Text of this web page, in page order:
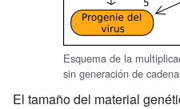
Esquema de la
sin generación de
El tamaño del material